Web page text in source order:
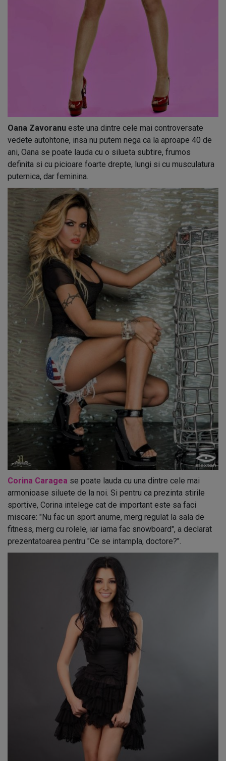
Oana Zavoranu este una dintre cele mai controversate
vedete autohtone, insa nu putem nega ca la aproape 40 de
ani, Oana se poate lauda cu o silueta subtire, frumos
definita si cu picioare foarte drepte, lungi si cu musculatura
puternica, dar feminina.
Corina Caragea se poate lauda cu una dintre cele mai
armonioase siluete de la noi. Si pentru ca prezinta stirile
sportive, Corina intelege cat de important este sa faci
miscare: "Nu fac un sport anume, merg regulat la sala de
fitness, merg cu rolele, iar iarna fac snowboard", a declarat
prezentatoarea pentru "Ce se intampla, doctore?".